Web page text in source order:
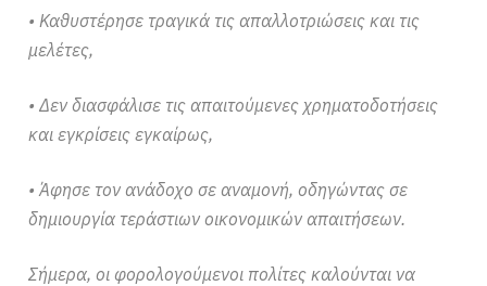
• Καθυστέρησε τραγικά τις απαλλοτριώσεις και τις
μελέτες,
• Δεν διασφάλισε τις απαιτούμενες χρηματοδοτήσεις
και εγκρίσεις εγκαίρως,
• Άφησε τον ανάδοχο σε αναμονή, οδηγώντας σε
δημιουργία τεράστιων οικονομικών απαιτήσεων.
Σήμερα, οι φορολογούμενοι πολίτες καλούνται να